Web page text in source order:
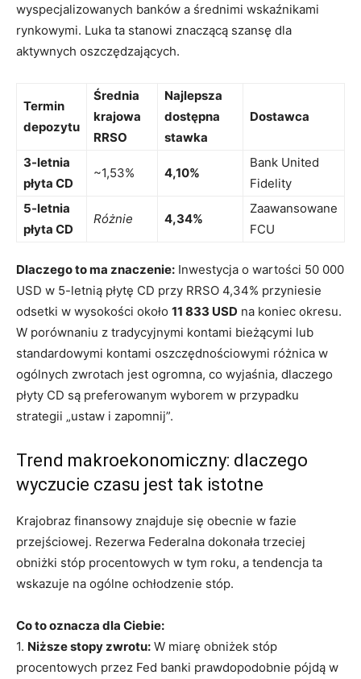
wyspecjalizowanych banków a średnimi wskaźnikami
rynkowymi. Luka ta stanowi znaczącą szansę dla
aktywnych oszczędzających.
Termin
depozytu
Średnia
krajowa
RRSO
Najlepsza
dostępna
stawka
Dostawca
3-letnia
płyta CD
~1,53% 4,10%
Bank United
Fidelity
5-letnia
płyta CD
Różnie 4,34%
Zaawansowane
FCU
Dlaczego to ma znaczenie: Inwestycja o wartości 50 000
USD w 5-letnią płytę CD przy RRSO 4,34% przyniesie
odsetki w wysokości około 11 833 USD na koniec okresu.
W porównaniu z tradycyjnymi kontami bieżącymi lub
standardowymi kontami oszczędnościowymi różnica w
ogólnych zwrotach jest ogromna, co wyjaśnia, dlaczego
płyty CD są preferowanym wyborem w przypadku
strategii „ustaw i zapomnij”.
Trend makroekonomiczny: dlaczego
wyczucie czasu jest tak istotne
Krajobraz finansowy znajduje się obecnie w fazie
przejściowej. Rezerwa Federalna dokonała trzeciej
obniżki stóp procentowych w tym roku, a tendencja ta
wskazuje na ogólne ochłodzenie stóp.
Co to oznacza dla Ciebie:
1. Niższe stopy zwrotu: W miarę obniżek stóp
procentowych przez Fed banki prawdopodobnie pójdą w